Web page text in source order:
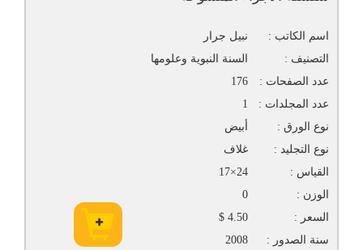
اسم الكاتب :
نبيل جرار
التصنيف :
السنة النبوية وعلومها
عدد الصفحات :
176
عدد المجلدات :
1
نوع الورق :
أبيض
نوع التجليد :
غلاف
القياس :
24×17
الوزن :
0
السعر :
4.50 $
سنة الصدور :
2008